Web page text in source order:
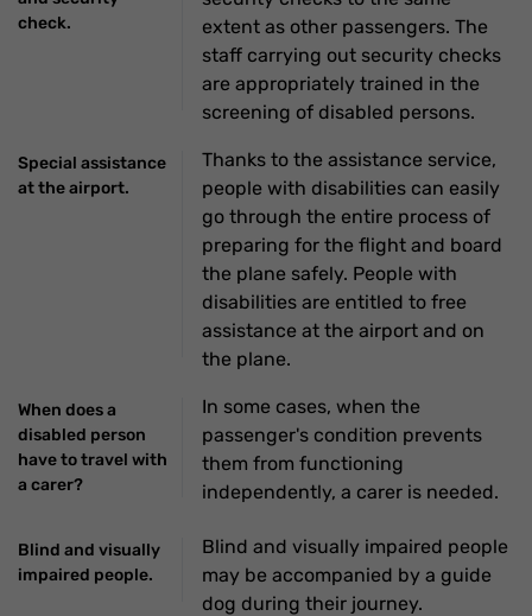
check.
extent as other passengers. The
staff carrying out security checks
are appropriately trained in the
screening of disabled persons.
Special assistance
at the airport.
Thanks to the assistance service,
people with disabilities can easily
go through the entire process of
preparing for the flight and board
the plane safely. People with
disabilities are entitled to free
assistance at the airport and on
the plane.
When does a
disabled person
have to travel with
a carer?
In some cases, when the
passenger's condition prevents
them from functioning
independently, a carer is needed.
Blind and visually
impaired people.
Blind and visually impaired people
may be accompanied by a guide
dog during their journey.